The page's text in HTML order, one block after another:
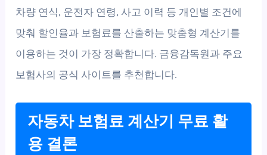
차량 연식, 운전자 연령, 사고 이력 등 개인별 조건에
맞춰 할인율과 보험료를 산출하는 맞춤형 계산기를
이용하는 것이 가장 정확합니다. 금융감독원과 주요
보험사의 공식 사이트를 추천합니다.
자동차 보험료 계산기 무료 활
용 결론